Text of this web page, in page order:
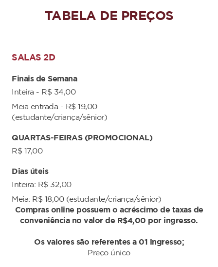
TABELA DE PREÇOS
SALAS 2D
Finais de Semana
Inteira - R$ 34,00
Meia entrada - R$ 19,00
(estudante/criança/sênior)
QUARTAS-FEIRAS (PROMOCIONAL)
R$ 17,00
Dias úteis
Inteira: R$ 32,00
Meia: R$ 18,00 (estudante/criança/sênior)
Compras online possuem o acréscimo de taxas de
conveniência no valor de R$4,00 por ingresso.
Os valores são referentes a 01 ingresso;
Preço único